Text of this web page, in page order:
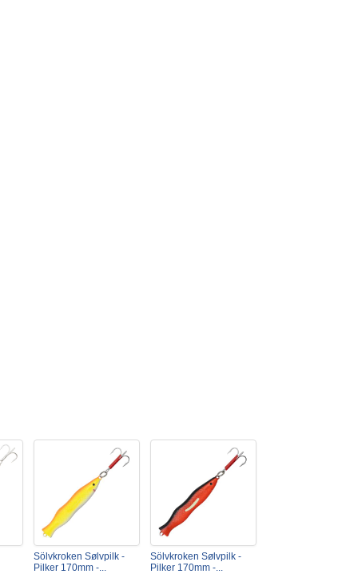
Sölvkroken Sølvpilk -
Pilker 170mm -...
Sölvkroken Sølvpilk -
Pilker 170mm -...